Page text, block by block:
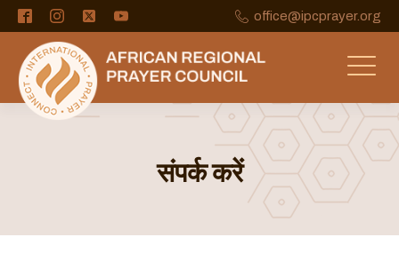
office@ipcprayer.org
संपर्क करें